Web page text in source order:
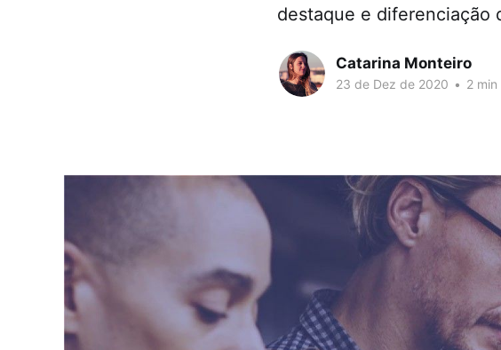
destaque e diferenciação
Catarina Monteiro
23 de Dez de 2020 • 2 min